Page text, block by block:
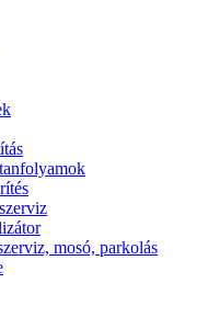
mosó, parkolás